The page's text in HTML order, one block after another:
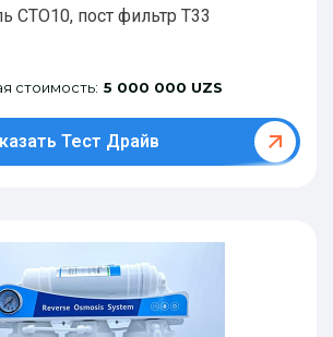
CTO10, пост фильтр T33
стоимость: 5 000 000 UZS
Тест Драйв